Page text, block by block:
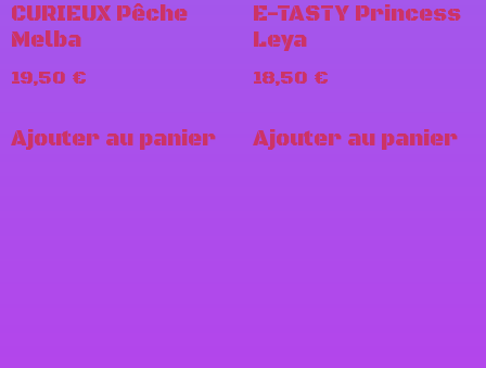
CURIEUX Pêche
Melba
19,50 €
Ajouter au panier
E-TASTY Princess
Leya
18,50 €
Ajouter au panier